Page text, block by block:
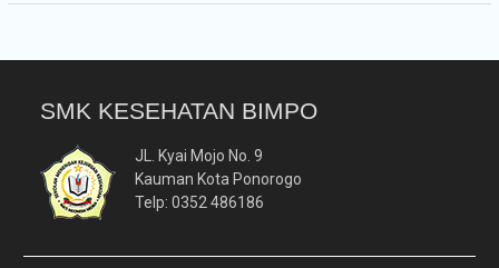
SMK KESEHATAN BIMPO
JL. Kyai Mojo No. 9
Kauman Kota Ponorogo
Telp: 0352 486186